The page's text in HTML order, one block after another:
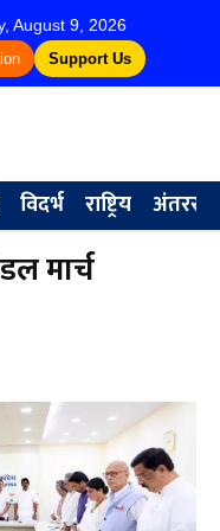
August 9, 2026
Support Us
विदर्भ राष्ट्रिय
मार्च